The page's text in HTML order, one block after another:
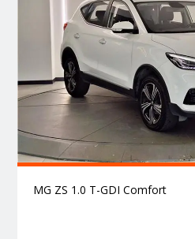
MG ZS 1.0 T-GDI Comfort